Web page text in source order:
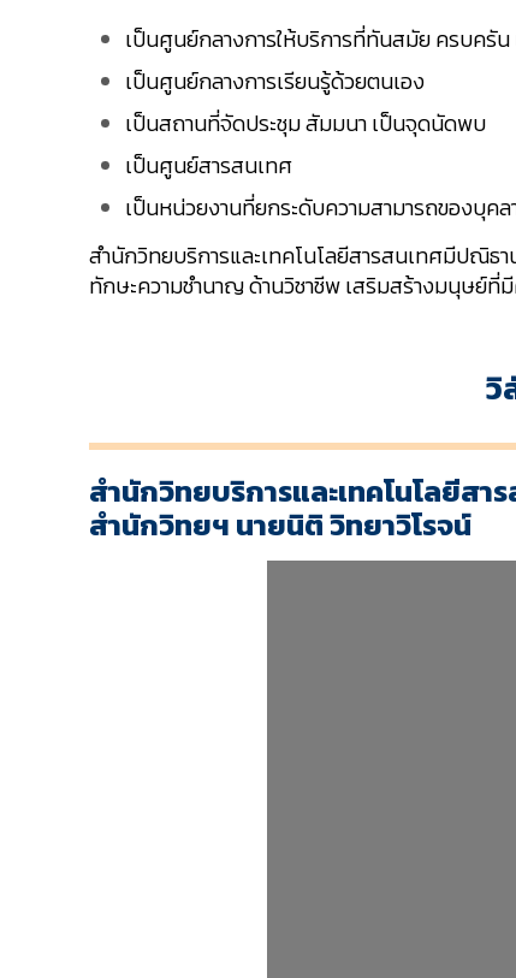
เป็นศูนย์กลางการให้บริการที่ทันสมัย ครบครั
เป็นศูนย์กลางการเรียนรู้ด้วยตนเอง
เป็นสถานที่จัดประชุม สัมมนา เป็นจุดนัดพบ
เป็นศูนย์สารสนเทศ
เป็นหน่วยงานที่ยกระดับความสามารถของบุค
สำนักวิทยบริการและเทคโนโลยีสารสนเทศมีปณิ
ทักษะความชำนาญ ด้านวิชาชีพ เสริมสร้างมนุษย์ที่
วิ
สำนักวิทยบริการและเทคโนโลยีสา
สำนักวิทยฯ นายนิติ วิทยาวิโรจน์